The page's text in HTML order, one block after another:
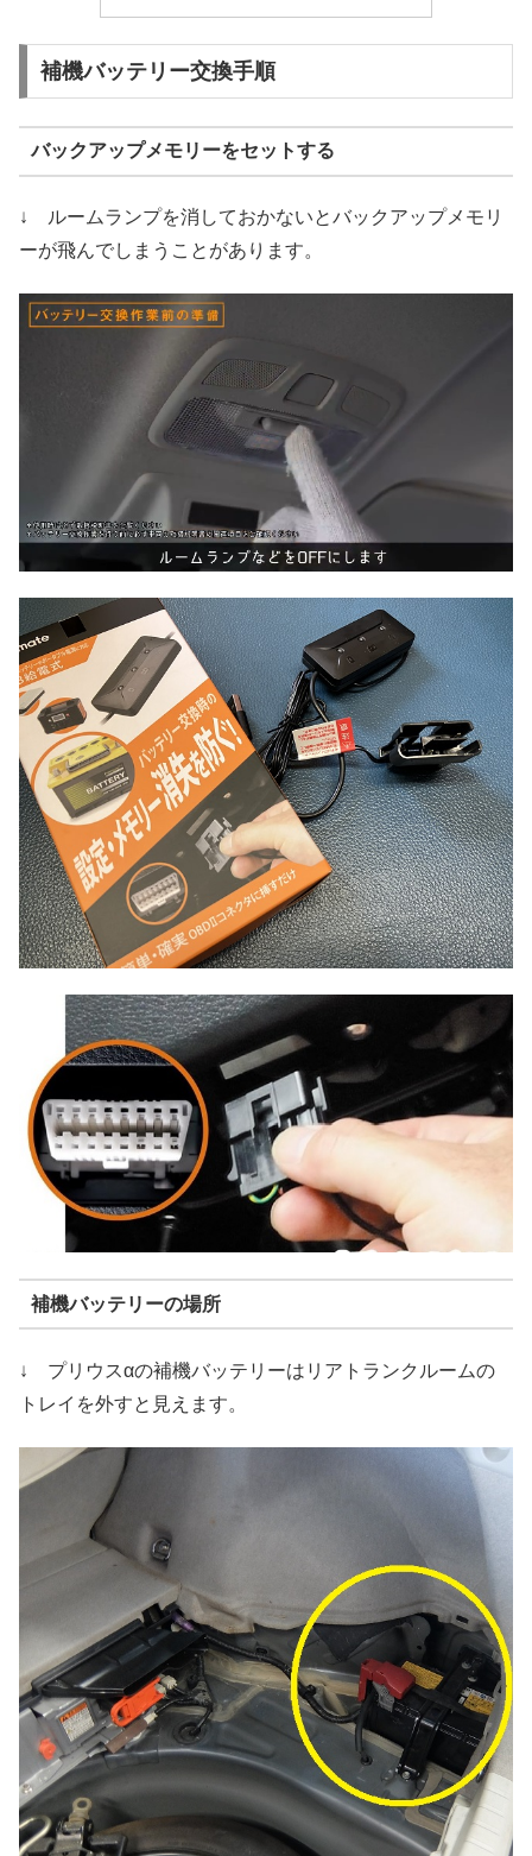
補機バッテリー交換手順
バックアップメモリーをセットする
↓ ルームランプを消しておかないとバックアップメモリ
ーが飛んでしまうことがあります。
補機バッテリーの場所
↓ プリウスαの補機バッテリーはリアトランクルームの
トレイを外すと見えます。